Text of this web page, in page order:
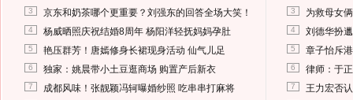
3 京东和奶茶哪个更重要？刘强东的回答全场大笑！
4 杨威晒照庆祝结婚8周年 杨阳洋轻抚妈妈孕肚
5 艳压群芳！唐嫣修身长裙现身活动 仙气儿足
6 独家：姚晨带小土豆逛商场 购置产后新衣
7 成都风味！张靓颖冯轲曝婚纱照 吃串串打麻将
3 为救母女
4 刘德华扮
5 章子怡斥
6 律师：于
7 王力宏否